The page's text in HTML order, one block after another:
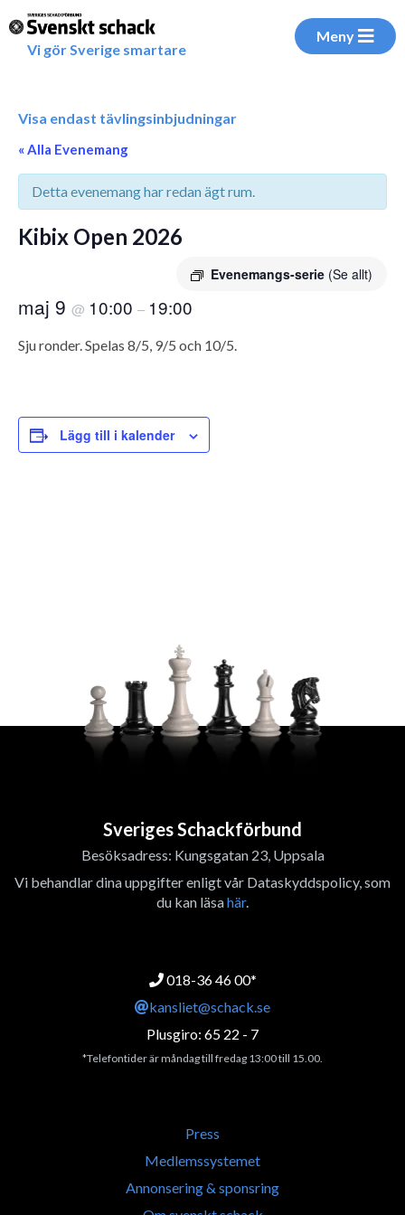
Vi gör Sverige smartare
Meny
Visa endast tävlingsinbjudningar
« Alla Evenemang
Detta evenemang har redan ägt rum.
Kibix Open 2026
Evenemangs-serie (Se allt)
maj 9 @ 10:00 – 19:00
Sju ronder. Spelas 8/5, 9/5 och 10/5.
Lägg till i kalender
Sveriges Schackförbund
Besöksadress: Kungsgatan 23, Uppsala
Vi behandlar dina uppgifter enligt vår Dataskyddspolicy, som
du kan läsahär.
018-36 46 00*
kansliet@schack.se
Plusgiro: 65 22 - 7
*Telefontider är måndag till fredag 13:00 till 15.00.
Press
Medlemssystemet
Annonsering & sponsring